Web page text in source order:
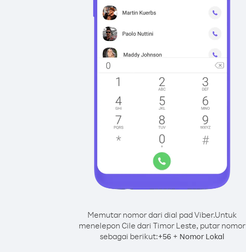
Memutar nomor dari dial pad Viber.Untuk
menelepon Cile dari Timor Leste, putar nomor
sebagai berikut:+56 + Nomor Lokal